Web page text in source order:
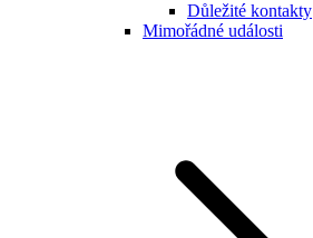
Důležité kontakty
Mimořádné události